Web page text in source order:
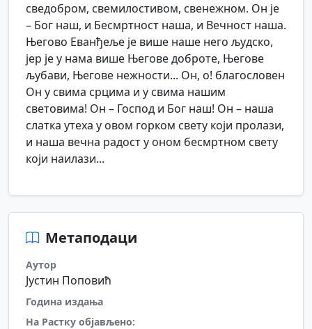
сведобром, свемилостивом, свенежном. Он је
– Бог наш, и Бесмртност наша, и Вечност наша.
Његово Еванђеље је више наше него људско,
јер је у нама више Његове доброте, Његове
љубави, Његове нежности... Он, о! благословен
Он у свима срцима и у свима нашим
световима! Он – Господ и Бог наш! Он – наша
слатка утеха у овом горком свету који пролази,
и наша вечна радост у оном бесмртном свету
који наилази...
Метаподаци
Аутор
Јустин Поповић
Година издања
На Растку објављено: